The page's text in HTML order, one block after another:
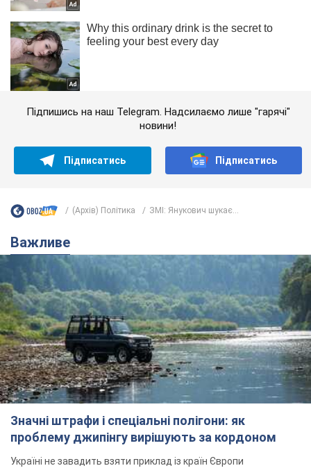
Підпишись на наш Telegram. Надсилаємо лише "гарячі"
новини!
Підписатись Підписатись
(Архів) Політика ЗМІ: Янукович шукає...
Важливе
Значні штрафи і спеціальні полігони: як
проблему джипінгу вирішують за кордоном
Україні не завадить взяти приклад із країн Європи